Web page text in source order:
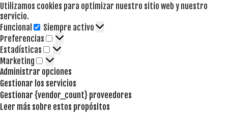
Utilizamos cookies para optimizar nuestro sitio web y nuestro
servicio.
Funcional
Funcional
Siempre activo
Preferencias
Preferencias
Estadísticas Estadísticas
Marketing Marketing
Administrar opciones
Gestionar los servicios
Gestionar {vendor_count} proveedores
Leer más sobre estos propósitos